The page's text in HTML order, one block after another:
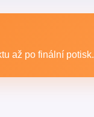
až po finální potisk.